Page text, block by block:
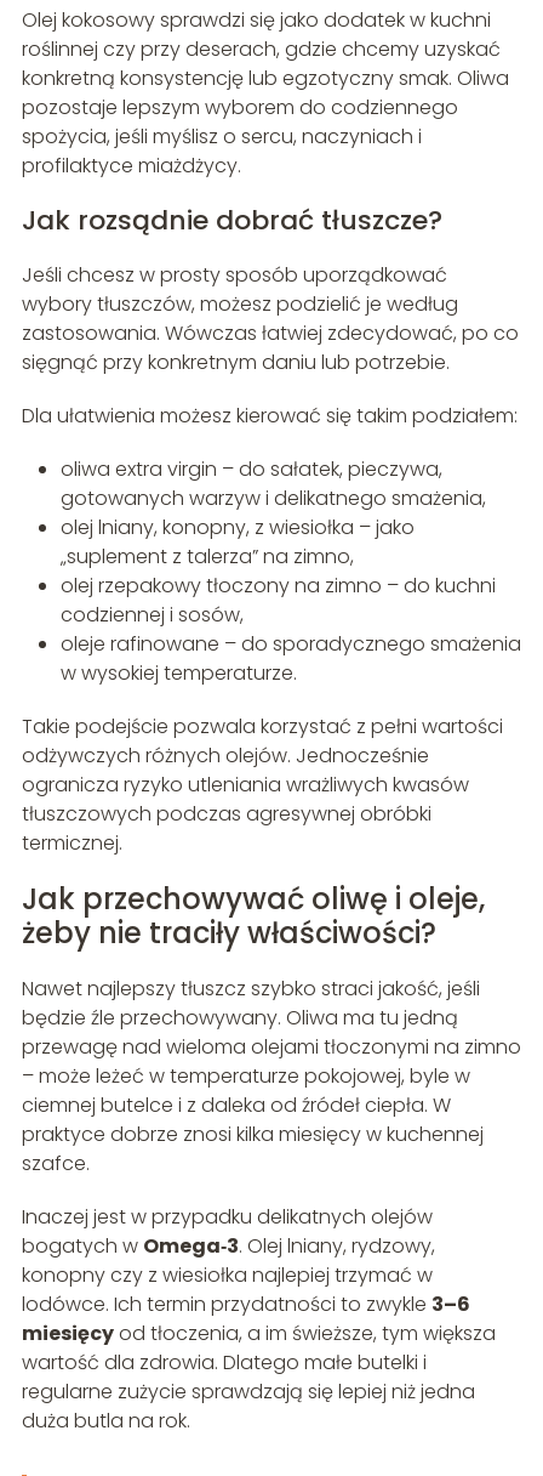
Olej kokosowy sprawdzi się jako dodatek w kuchni
roślinnej czy przy deserach, gdzie chcemy uzyskać
konkretną konsystencję lub egzotyczny smak. Oliwa
pozostaje lepszym wyborem do codziennego
spożycia, jeśli myślisz o sercu, naczyniach i
profilaktyce miażdżycy.
Jak rozsądnie dobrać tłuszcze?
Jeśli chcesz w prosty sposób uporządkować
wybory tłuszczów, możesz podzielić je według
zastosowania. Wówczas łatwiej zdecydować, po co
sięgnąć przy konkretnym daniu lub potrzebie.
Dla ułatwienia możesz kierować się takim podziałem:
oliwa extra virgin – do sałatek, pieczywa,
gotowanych warzyw i delikatnego smażenia,
olej lniany, konopny, z wiesiołka – jako
„suplement z talerza” na zimno,
olej rzepakowy tłoczony na zimno – do kuchni
codziennej i sosów,
oleje rafinowane – do sporadycznego smażenia
w wysokiej temperaturze.
Takie podejście pozwala korzystać z pełni wartości
odżywczych różnych olejów. Jednocześnie
ogranicza ryzyko utleniania wrażliwych kwasów
tłuszczowych podczas agresywnej obróbki
termicznej.
Jak przechowywać oliwę i oleje,
żeby nie traciły właściwości?
Nawet najlepszy tłuszcz szybko straci jakość, jeśli
będzie źle przechowywany. Oliwa ma tu jedną
przewagę nad wieloma olejami tłoczonymi na zimno
– może leżeć w temperaturze pokojowej, byle w
ciemnej butelce i z daleka od źródeł ciepła. W
praktyce dobrze znosi kilka miesięcy w kuchennej
szafce.
Inaczej jest w przypadku delikatnych olejów
bogatych w Omega‑3. Olej lniany, rydzowy,
konopny czy z wiesiołka najlepiej trzymać w
lodówce. Ich termin przydatności to zwykle 3–6
miesięcyod tłoczenia, a im świeższe, tym większa
wartość dla zdrowia. Dlatego małe butelki i
regularne zużycie sprawdzają się lepiej niż jedna
duża butla na rok.